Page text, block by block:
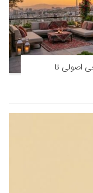
اصولی تا